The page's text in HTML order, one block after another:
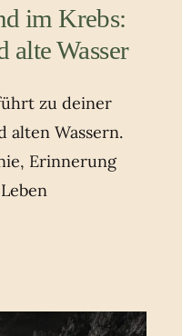
im Krebs:
alte Wasser
zu deiner
alten Wassern.
Erinnerung